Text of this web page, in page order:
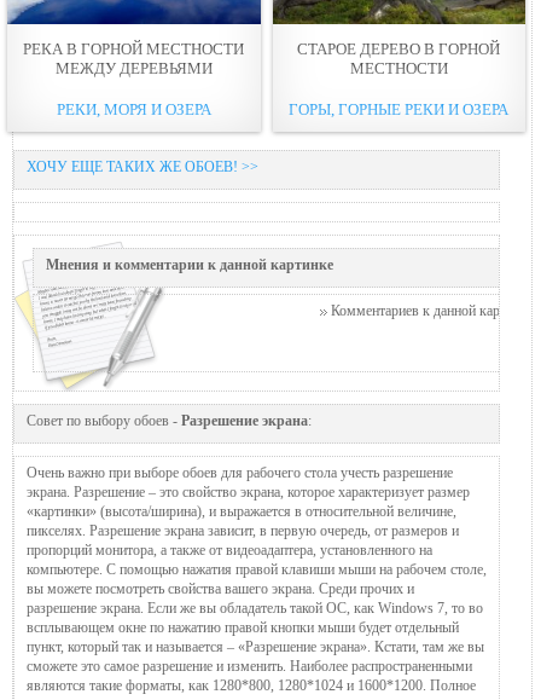
РЕКА В ГОРНОЙ МЕСТНОСТИ
МЕЖДУ ДЕРЕВЬЯМИ
РЕКИ, МОРЯ И ОЗЕРА
СТАРОЕ ДЕРЕВО В ГОРНОЙ
МЕСТНОСТИ
ГОРЫ, ГОРНЫЕ РЕКИ И ОЗЕРА
ХОЧУ ЕЩЕ ТАКИХ ЖЕ ОБОЕВ! >>
Мнения и комментарии к данной картинке
Комментариев к данной картинке
Совет по выбору обоев - Разрешение экрана:
Очень важно при выборе обоев для рабочего стола учесть разрешение
экрана. Разрешение – это свойство экрана, которое характеризует размер
«картинки» (высота/ширина), и выражается в относительной величине,
пикселях. Разрешение экрана зависит, в первую очередь, от размеров и
пропорций монитора, а также от видеоадаптера, установленного на
компьютере. С помощью нажатия правой клавиши мыши на рабочем столе,
вы можете посмотреть свойства вашего экрана. Среди прочих и
разрешение экрана. Если же вы обладатель такой ОС, как Windows 7, то во
всплывающем окне по нажатию правой кнопки мыши будет отдельный
пункт, который так и называется – «Разрешение экрана». Кстати, там же вы
сможете это самое разрешение и изменить. Наиболее распространенными
являются такие форматы, как 1280*800, 1280*1024 и 1600*1200. Полное